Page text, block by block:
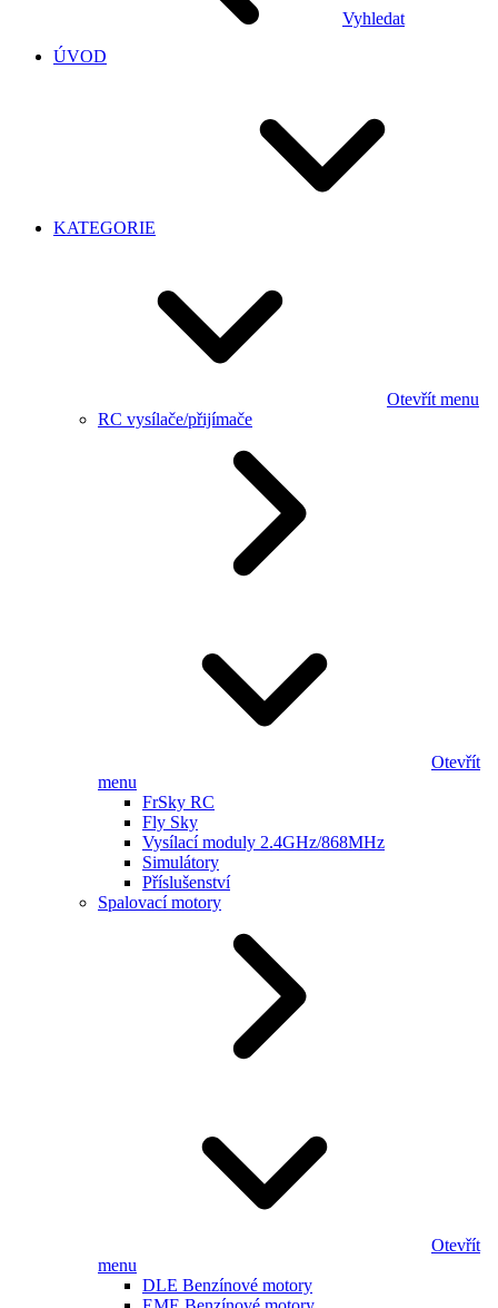
Vyhledat
ÚVOD
KATEGORIE
Otevřít menu
RC vysílače/přijímače
Otevřít
menu
FrSky RC
Fly Sky
Vysílací moduly 2.4GHz/868MHz
Simulátory
Příslušenství
Spalovací motory
Otevřít
menu
DLE Benzínové motory